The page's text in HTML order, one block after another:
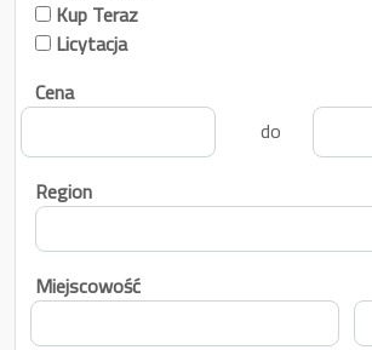
Kup Teraz
Licytacja
Cena
do
Region
Miejscowość